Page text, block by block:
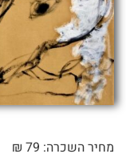
מחיר השכרה: 79 ₪